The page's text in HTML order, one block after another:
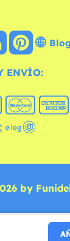
Blog
ENVÍO:
by